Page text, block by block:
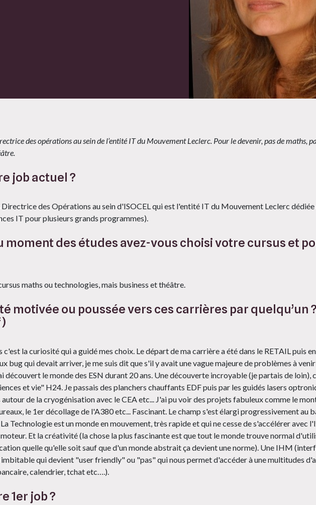
des opérations au sein de l’entité IT du Mouvement Leclerc. Pour le devenir, pas de maths,
job actuel ?
des Opérations au sein d'ISOCEL qui est l'entité IT du Mouvement Leclerc
IT pour plusieurs grands programmes).
moment des études avez-vous choisi votre cursus et
maths ou technologies, mais business et théâtre.
motivée ou poussée vers ces carrières par quelqu’un
la curiosité qui a guidé mes choix. Le départ de ma carrière a été dans le RETAIL puis
bug qui devait arriver, je me suis dit que s'il y avait une vague majeure de problèmes à
découvert le monde des ESN durant 20 ans. Une découverte incroyable (je partais de loin),
et vie" H24. Je passais des planchers chauffants EDF puis par les guidés lasers
de la cryogénisation avec le CEA etc... J'ai pu voir des projets fabuleux comme le
le 1er décollage de l'A380 etc... Fascinant. Le champ s'est élargi progressivement au
Technologie est un monde en mouvement, très rapide et qui ne cesse de s'accélérer avec
Et la créativité (la chose la plus fascinante est que tout le monde trouve normal
quelle qu'elle soit sauf que d'un monde abstrait ça devient une norme). Une IHM
qui devient "user friendly" ou "pas" qui nous permet d'accéder à une multitudes
calendrier, tchat etc….).
1er job ?